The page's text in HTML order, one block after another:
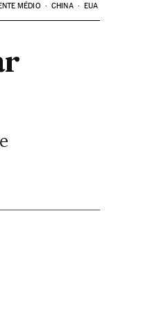
MÉDIO CHINA EUA